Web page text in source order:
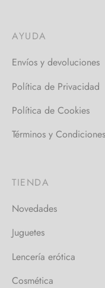
AYUDA
Envíos y devoluciones
Política de Privacidad
Política de Cookies
Términos y Condiciones
TIENDA
Novedades
Juguetes
Lencería erótica
Cosmética